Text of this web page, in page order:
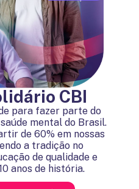
CBI
para fazer parte do
mental do Brasil.
de 60% em nossas
a tradição no
de qualidade e
anos de história.